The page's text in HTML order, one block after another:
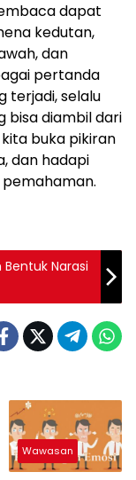
dapat
kedutan,
dan
pertanda
terjadi, selalu
bisa diambil dari
buka pikiran
dan hadapi
Narasi
Wawasan